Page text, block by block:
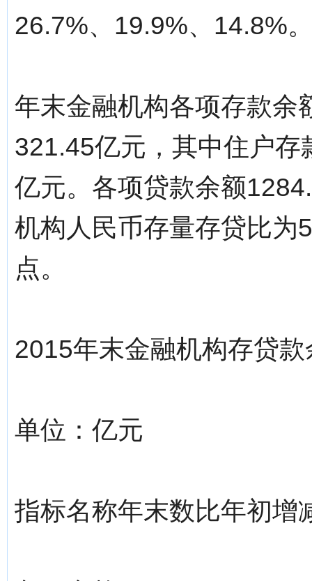
26.7%、19.9%、14.8%
年末金融机构各项存款余
321.45亿元，其中住户
亿元。各项贷款余额
机构人民币存量存贷比为
点。
2015年末金融机构存贷款
单位：亿元
指标名称年末数比年初增